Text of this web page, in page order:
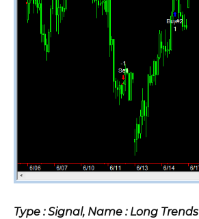
Type : Signal, Name : Long Trends